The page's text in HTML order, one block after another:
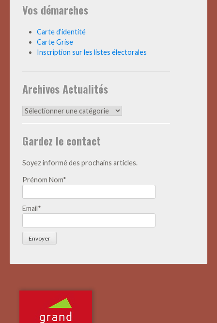
Vos démarches
Carte d’identité
Carte Grise
Inscription sur les listes électorales
Archives Actualités
Archives
Gardez le contact
Soyez informé des prochains articles.
Prénom Nom*
Email*